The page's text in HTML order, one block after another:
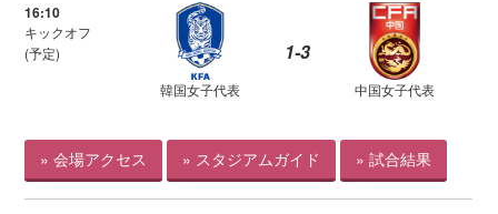
16:10
キックオフ
(予定)
韓国女子代表
1-3
中国女子代表
» 会場アクセス » スタジアムガイド » 試合結果